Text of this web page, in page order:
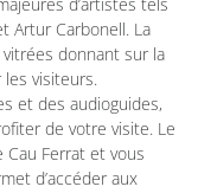
d’artistes tels
Artur Carbonell. La
donnant sur la
visiteurs.
et des audioguides,
de votre visite. Le
Ferrat et vous
d’accéder aux